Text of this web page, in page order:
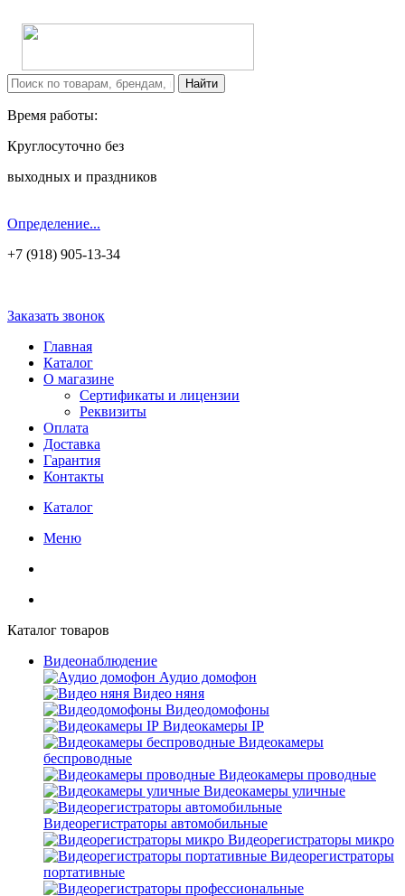
Время работы:
Круглосуточно без
выходных и праздников
Определение...
+7 (918) 905-13-34
Заказать звонок
Главная
Каталог
О магазине
Сертификаты и лицензии
Реквизиты
Оплата
Доставка
Гарантия
Контакты
Каталог
Меню
Каталог товаров
Видеонаблюдение
Аудио домофон
Видео няня
Видеодомофоны
Видеокамеры IP
Видеокамеры
беспроводные
Видеокамеры проводные
Видеокамеры уличные
Видеорегистраторы автомобильные
Видеорегистраторы микро
Видеорегистраторы
портативные